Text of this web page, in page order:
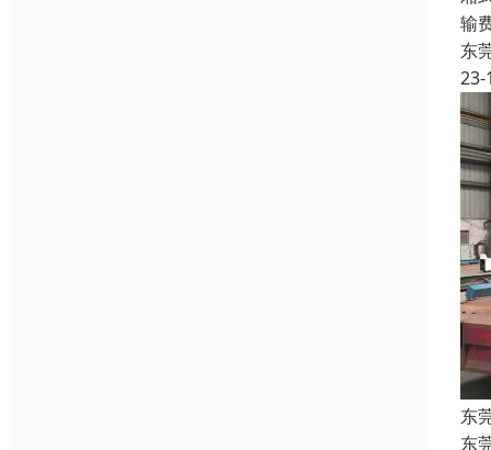
输
东
23-
东
东